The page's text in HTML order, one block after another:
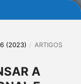
(2023) / ARTIGOS
A